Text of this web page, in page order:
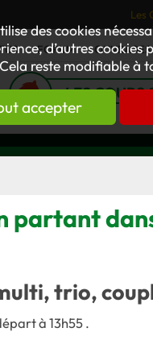
des cookies
d’autres cookies
reste modifiable à
accepter
Les
FORUM OUVRAGES
LES COUPS
partant
trio,
à 13h55 .